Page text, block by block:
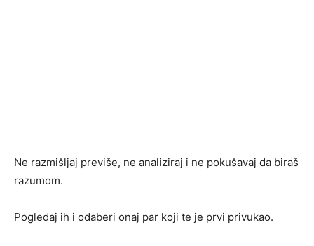
Ne razmišljaj previše, ne analiziraj i ne pokušavaj da biraš
razumom.
Pogledaj ih i odaberi onaj par koji te je prvi privukao.